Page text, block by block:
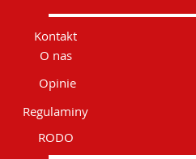
Kontakt
O nas
Opinie
Regulaminy
RODO